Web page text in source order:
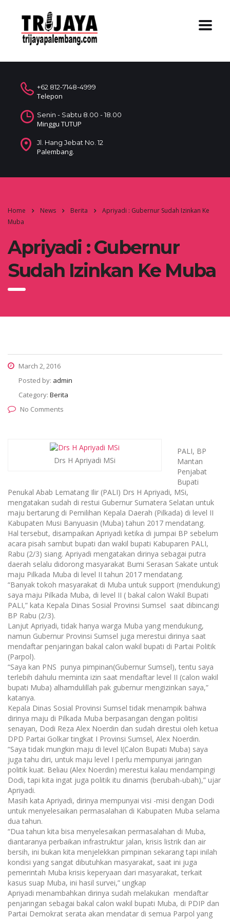
+62 812-7148-4999
Telepon
Senin - Sabtu 8.00 - 18.00
Minggu TUTUP
Jl. Hang Jebat No. 12
Palembang.
Home News Berita
Apriyadi : Gubernur Sudah Izinkan Ke
Muba
Apriyadi : Gubernur
Sudah Izinkan Ke Muba
March 2, 2016
Posted by: admin
Category: Berita
No Comments
Drs H Apriyadi MSi
PALI, BP
Mantan
Penjabat
Bupati
Penukal Abab Lematang Ilir (PALI) Drs H Apriyadi, MSi,
mengatakan sudah di restui Gubernur Sumatera Selatan untuk
maju bertarung di Pemilihan Kepala Daerah (Pilkada) di level II
Kabupaten Musi Banyuasin (Muba) tahun 2017 mendatang.
Hal tersebut, disampaikan Apriyadi ketika d‎i jumpai BP sebelum
acara pisah sambut bupati dan wakil bupati Kabuparen PALI,
Rabu (2/3) siang. Apriyadi mengatakan dirinya sebagai putra
daerah selalu didorong masyarakat Bumi Serasan Sakate untuk
maju Pilkada Muba di level II tahun 2017 mendatang.
“Banyak tokoh masyarakat di Muba untuk support (mendukung)
saya maju Pilkada Muba, di level II ( bakal calon Wakil Bupati
PALI,” kata Kepala Dinas Sosial Provinsi Sumsel saat dibincangi
BP Rabu (2/3).
Lanjut Apriyadi, tidak hanya warga Muba yang mendukung,
namun Gubernur Provinsi Sumsel juga merestui dirinya saat
mendaftar penjaringan bakal calon wakil bupati di Partai Politik
(Parpol).
“Saya kan PNS punya pimpinan(Gubernur Sumsel), tentu saya
terlebih dahulu meminta izin saat mendaftar level II (calon wakil
bupati Muba) alhamdulillah ‎pak gubernur mengizinkan saya,”
katanya.
Kepala Dinas Sosial Provinsi Sumsel tidak menampik bahwa
dirinya maju di Pilkada Muba berpasangan dengan politisi
senayan, Dodi Reza Alex Noerdin dan sudah direstui oleh ketua
DPD Partai Golkar tingkat I Provinsi Sumsel, Alex Noerdin.
“Saya tidak mungkin maju di level I(Calon Bupati Muba) saya
juga tahu diri, ‎untuk maju level I perlu mempunyai jaringan
politik kuat. Beliau (Alex Noerdin) merestui kalau mendampingi
Dodi, tapi kita ingat juga politik itu dinamis (berubah-ubah),” ujar
Apriyadi.
‎Masih kata Apriyadi, dirinya mempunyai visi -misi dengan Dodi
untuk menyelesaikan permasalahan di Kabupaten Muba selama
d‎ua tahun.
“‎Dua tahun kita bisa menyelesaikan permasalahan di Muba,
diantaranya perbaikan infrastruktur jalan, krisis listrik dan air
bersih, ini bukan kita menjelekkan pimpinan sekarang tapi inilah
kondisi yang sangat dibutuhkan masyarakat, saat ini juga
pemerintah Muba krisis keperyaan dari masyarakat, terkait
kasus suap Muba, ini hasil survei,” ungkap
Apriyadi menambahkan dirinya sudah melakukan mendaftar
penjaringan sebagai bakal calon wakil bupati Muba, di PDIP dan
Partai Demokrat serata akan mendatar di semua Parpol yang